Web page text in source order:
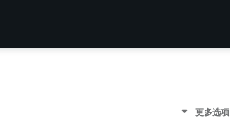
更多选项